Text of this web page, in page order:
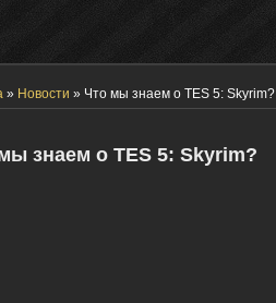
» Новости » Что мы знаем о TES 5: Skyrim?
знаем о TES 5: Skyrim?